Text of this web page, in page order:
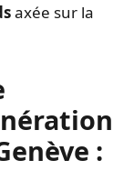
axée sur la
: